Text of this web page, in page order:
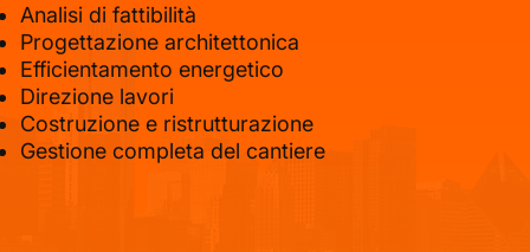
Analisi di fattibilità
Progettazione architettonica
Efficientamento energetico
Direzione lavori
Costruzione e ristrutturazione
Gestione completa del cantiere